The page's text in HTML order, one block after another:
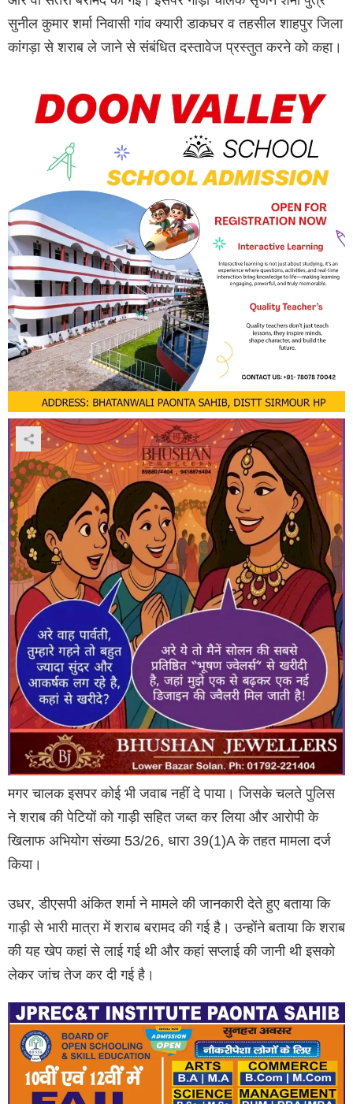
सुनील कुमार शर्मा निवासी गांव क्यारी डाकघर व तहसील शाहपुर जिला
कांगड़ा से शराब ले जाने से संबंधित दस्तावेज प्रस्तुत करने को कहा।
मगर चालक इसपर कोई भी जवाब नहीं दे पाया। जिसके चलते पुलिस
ने शराब की पेटियों को गाड़ी सहित जब्त कर लिया और आरोपी के
खिलाफ अभियोग संख्या 53/26, धारा 39(1)A के तहत मामला दर्ज
किया।
उधर, डीएसपी अंकित शर्मा ने मामले की जानकारी देते हुए बताया कि
गाड़ी से भारी मात्रा में शराब बरामद की गई है। उन्होंने बताया कि शराब
की यह खेप कहां से लाई गई थी और कहां सप्लाई की जानी थी इसको
लेकर जांच तेज कर दी गई है।